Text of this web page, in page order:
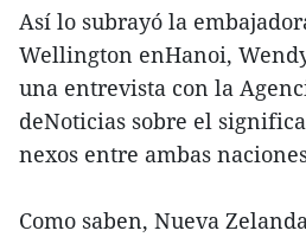
Así lo subrayó la
Wellington enHanoi,
una entrevista con la
deNoticias sobre el
nexos entre ambas
Como saben, Nueva